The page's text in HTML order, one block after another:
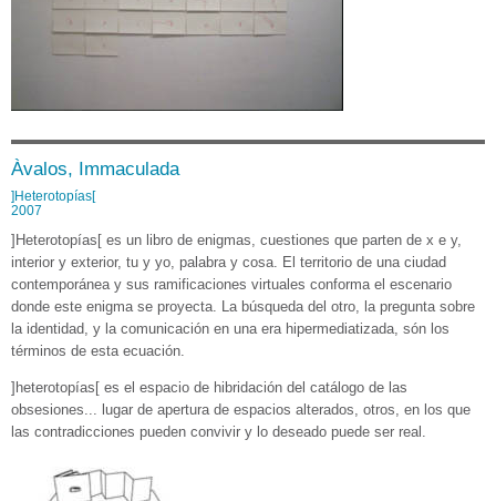
Àvalos, Immaculada
]Heterotopías[
2007
]Heterotopías[ es un libro de enigmas, cuestiones que parten de x e y,
interior y exterior, tu y yo, palabra y cosa. El territorio de una ciudad
contemporánea y sus ramificaciones virtuales conforma el escenario
donde este enigma se proyecta. La búsqueda del otro, la pregunta sobre
la identidad, y la comunicación en una era hipermediatizada, són los
términos de esta ecuación.
]heterotopías[ es el espacio de hibridación del catálogo de las
obsesiones... lugar de apertura de espacios alterados, otros, en los que
las contradicciones pueden convivir y lo deseado puede ser real.